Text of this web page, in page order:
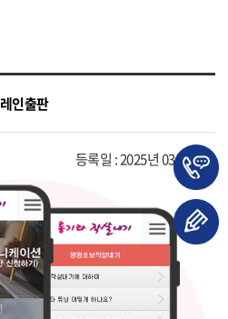
레인출판
등록일 : 2025년 03월 31일